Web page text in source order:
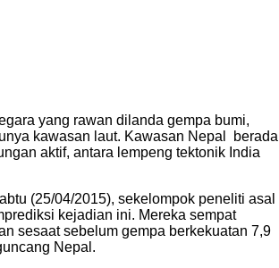
yang rawan dilanda gempa bumi,
kawasan laut. Kawasan Nepal berada
aktif, antara lempeng tektonik India
(25/04/2015), sekelompok peneliti asal
kejadian ini. Mereka sempat
sesaat sebelum gempa berkekuatan 7,9
Nepal.